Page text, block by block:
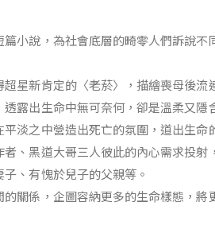
小說，為社會底層的畸零人們訴說
星新肯定的〈老菸〉，描繪喪母後
露出生命中無可奈何，卻是溫柔又
淡之中營造出死亡的氛圍，道出生
、黑道大哥三人彼此的內心需求投
、有愧於兒子的父親等。
關係，企圖容納更多的生命樣態，